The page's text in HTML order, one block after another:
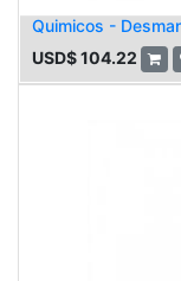
Quimicos -
USD$104.22